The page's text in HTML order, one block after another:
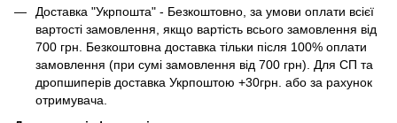
Доставка "Укрпошта" - Безкоштовно, за умови оплати всієї
вартості замовлення, якщо вартість всього замовлення від
700 грн. Безкоштовна доставка тільки після 100% оплати
замовлення (при сумі замовлення від 700 грн). Для СП та
дропшиперів доставка Укрпоштою +30грн. або за рахунок
отримувача.